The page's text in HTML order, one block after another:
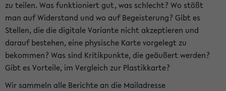
zu teilen. Was funktioniert gut, was schlecht? Wo stößt
man auf Widerstand und wo auf Begeisterung? Gibt es
Stellen, die die digitale Variante nicht akzeptieren und
darauf bestehen, eine physische Karte vorgelegt zu
bekommen? Was sind Kritikpunkte, die geäußert werden?
Gibt es Vorteile, im Vergleich zur Plastikkarte?
Wir sammeln alle Berichte an die Mailadresse